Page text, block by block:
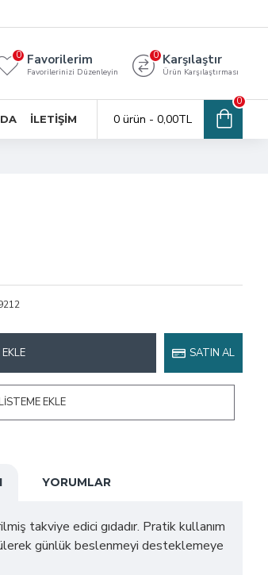
Favorilerim
Favorilerinizi Düzenleyin
0 Karşılaştır
Ürün Karşılaştırması
0
İLETIŞIM 0 ürün - 0,00TL
0
SATIN AL
EKLE
YORUMLAR
takviye edici gıdadır. Pratik kullanım
günlük beslenmeyi desteklemeye